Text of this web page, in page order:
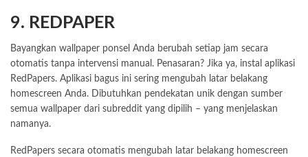
9. REDPAPER
Bayangkan wallpaper ponsel Anda berubah setiap jam secara
otomatis tanpa intervensi manual. Penasaran? Jika ya, instal aplikasi
RedPapers. Aplikasi bagus ini sering mengubah latar belakang
homescreen Anda. Dibutuhkan pendekatan unik dengan sumber
semua wallpaper dari subreddit yang dipilih – yang menjelaskan
namanya.
RedPapers secara otomatis mengubah latar belakang homescreen